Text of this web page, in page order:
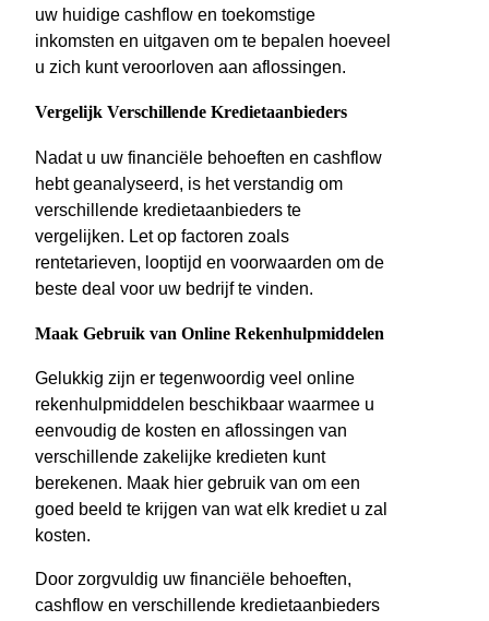
uw huidige cashflow en toekomstige
inkomsten en uitgaven om te bepalen hoeveel
u zich kunt veroorloven aan aflossingen.
Vergelijk Verschillende Kredietaanbieders
Nadat u uw financiële behoeften en cashflow
hebt geanalyseerd, is het verstandig om
verschillende kredietaanbieders te
vergelijken. Let op factoren zoals
rentetarieven, looptijd en voorwaarden om de
beste deal voor uw bedrijf te vinden.
Maak Gebruik van Online Rekenhulpmiddelen
Gelukkig zijn er tegenwoordig veel online
rekenhulpmiddelen beschikbaar waarmee u
eenvoudig de kosten en aflossingen van
verschillende zakelijke kredieten kunt
berekenen. Maak hier gebruik van om een
goed beeld te krijgen van wat elk krediet u zal
kosten.
Door zorgvuldig uw financiële behoeften,
cashflow en verschillende kredietaanbieders